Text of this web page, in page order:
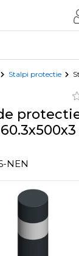
Stalpi protectie
NEN